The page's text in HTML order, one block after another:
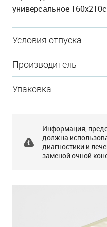
универсальное
Условия отпуска
Производитель
Упаковка
Информация,
должна
диагностики и
заменой очной